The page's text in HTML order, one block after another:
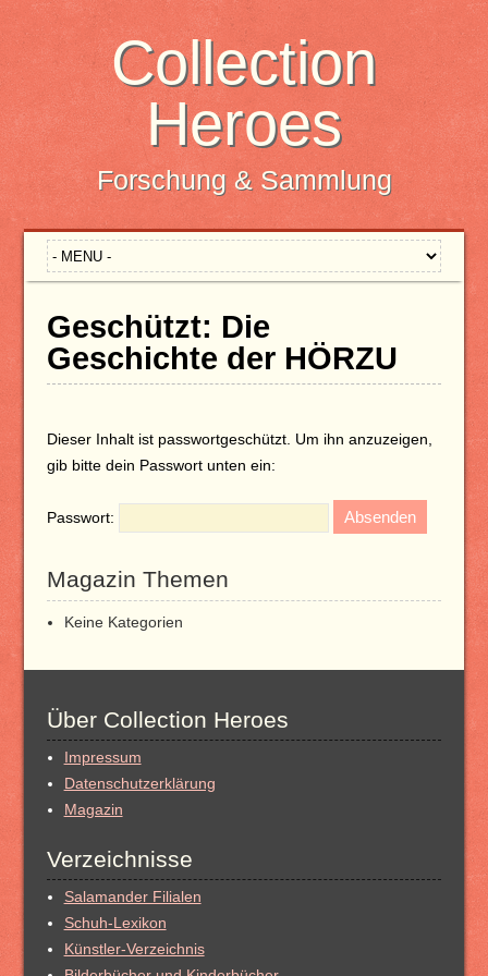
Collection
Heroes
Forschung & Sammlung
Geschützt: Die
Geschichte der HÖRZU
Dieser Inhalt ist passwortgeschützt. Um ihn anzuzeigen,
gib bitte dein Passwort unten ein:
Passwort:
Magazin Themen
Keine Kategorien
Über Collection Heroes
Impressum
Datenschutzerklärung
Magazin
Verzeichnisse
Salamander Filialen
Schuh-Lexikon
Künstler-Verzeichnis